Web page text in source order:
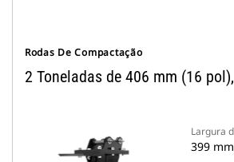
Rodas De Compactação
2 Toneladas de 406 mm (16
Largura
399 mm